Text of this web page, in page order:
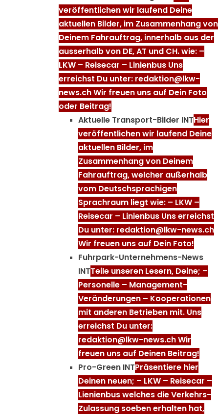
veröffentlichen wir laufend Deine
aktuellen Bilder, im Zusammenhang von
Deinem Fahrauftrag, innerhalb aus der
ausserhalb von DE, AT und CH. wie: –
LKW – Reisecar – Linienbus Uns
erreichst Du unter: redaktion@lkw-
news.ch Wir freuen uns auf Dein Foto
oder Beitrag!
Aktuelle Transport-Bilder INTHier
veröffentlichen wir laufend Deine
aktuellen Bilder, im
Zusammenhang von Deinem
Fahrauftrag, welcher außerhalb
vom Deutschsprachigen
Sprachraum liegt wie: – LKW –
Reisecar – Linienbus Uns erreichst
Du unter: redaktion@lkw-news.ch
Wir freuen uns auf Dein Foto!
Fuhrpark-Unternehmens-News
INTTeile unseren Lesern, Deine; –
Personelle – Management-
Veränderungen – Kooperationen
mit anderen Betrieben mit. Uns
erreichst Du unter:
redaktion@lkw-news.ch Wir
freuen uns auf Deinen Beitrag!
Pro-Green INTPräsentiere hier
Deinen neuen; – LKW – Reisecar –
Lienienbus welches die Verkehrs-
Zulassung soeben erhalten hat,